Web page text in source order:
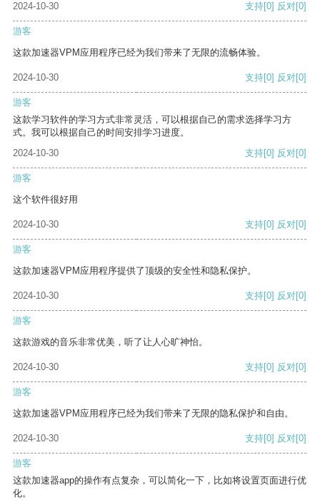
2024-10-30
支持[0] 反对[0]
游客
这款加速器VPM应用程序已经为我们带来了无限的流畅体验。
2024-10-30 支持[0] 反对[0]
游客
这款学习软件的学习方式非常灵活，可以根据自己的需求选择学习方
式。我可以根据自己的时间安排学习进度。
2024-10-30
支持[0] 反对[0]
游客
这个软件很好用
2024-10-30 支持[0] 反对[0]
游客
这款加速器VPM应用程序提供了顶级的安全性和隐私保护。
2024-10-30 支持[0] 反对[0]
游客
这款游戏的音乐非常优美，听了让人心旷神怡。
2024-10-30 支持[0] 反对[0]
游客
这款加速器VPM应用程序已经为我们带来了无限的隐私保护和自由。
2024-10-30 支持[0] 反对[0]
游客
这款加速器app的操作有点复杂，可以简化一下，比如将设置页面进行优
化。